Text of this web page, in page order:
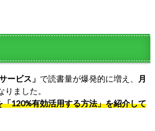
ービス」 で読書量が爆発的に増え、
月
ました。
「120%有効活用する方法」を紹介して